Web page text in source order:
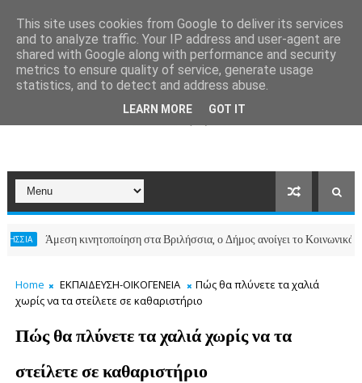
Άμεση κινητοποίηση στα Βριλήσσια, ο Δήμος ανοίγει το Κοινωνικό
Home ΕΚΠΑΙΔΕΥΣΗ-ΟΙΚΟΓΕΝΕΙΑ
Πώς θα πλύνετε τα χαλιά
χωρίς να τα στείλετε σε καθαριστήριο
Πώς θα πλύνετε τα χαλιά χωρίς να τα
στείλετε σε καθαριστήριο
This site uses cookies from Google to deliver its services
and to analyze traffic. Your IP address and user-agent are
shared with Google along with performance and security
metrics to ensure quality of service, generate usage
statistics, and to detect and address abuse.
LEARN MORE GOT IT